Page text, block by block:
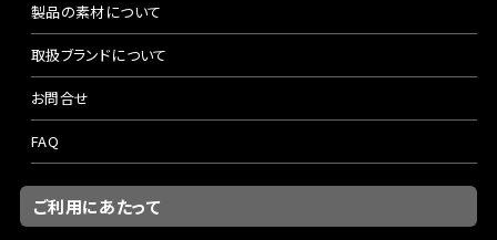
製品の素材について
取扱ブランドについて
お問合せ
FAQ
ご利用にあたって